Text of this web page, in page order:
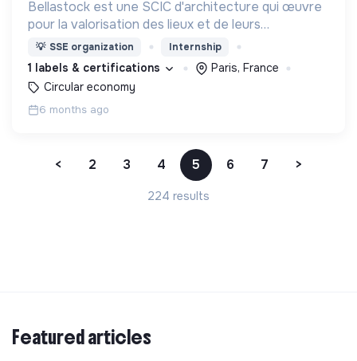
Bellastock est une SCIC d'architecture qui œuvre
pour la valorisation des lieux et de leurs
ressources en proposant des alternatives à l'acte
de construire.
💡 SSE organization Internship
1 labels & certifications
Paris, France
Circular economy
6 months ago
< 2 3 4 5 6 7 >
224 results
Featured articles